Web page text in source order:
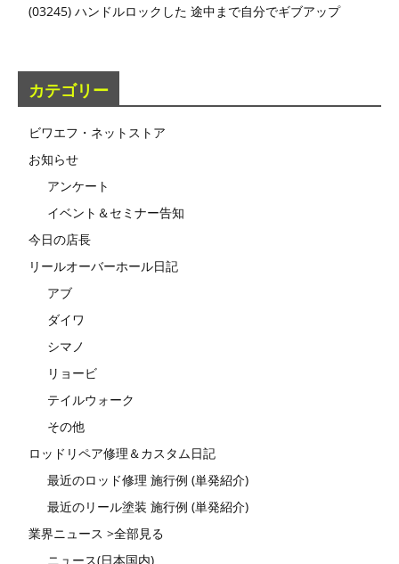
(03245) ハンドルロックした 途中まで自分でギブアップ
カテゴリー
ビワエフ・ネットストア
お知らせ
アンケート
イベント＆セミナー告知
今日の店長
リールオーバーホール日記
アブ
ダイワ
シマノ
リョービ
テイルウォーク
その他
ロッドリペア修理＆カスタム日記
最近のロッド修理 施行例 (単発紹介)
最近のリール塗装 施行例 (単発紹介)
業界ニュース >全部見る
ニュース(日本国内)